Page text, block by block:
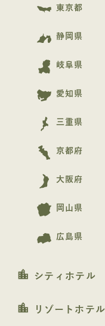
東京都
静岡県
岐阜県
愛知県
三重県
京都府
大阪府
岡山県
広島県
location_city シティホテル
location_city リゾートホテル